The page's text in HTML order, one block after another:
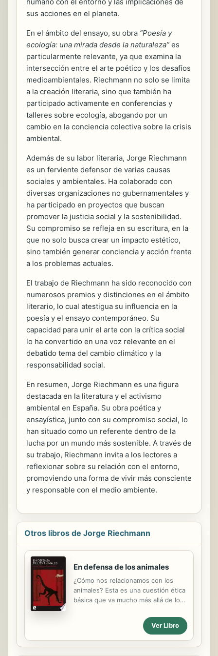
sus acciones en el planeta.
En el ámbito del ensayo, su obra “Poesía y
ecología: una mirada desde la naturaleza” es
particularmente relevante, ya que examina la
intersección entre el arte poético y los desafíos
medioambientales. Riechmann no solo se limita
a la creación literaria, sino que también ha
participado activamente en conferencias y
talleres sobre ecología, abogando por un
cambio en la conciencia colectiva sobre la crisis
ambiental.
Además de su labor literaria, Jorge Riechmann
es un ferviente defensor de varias causas
sociales y ambientales. Ha colaborado con
diversas organizaciones no gubernamentales y
ha participado en proyectos que buscan
promover la justicia social y la sostenibilidad.
Su compromiso se refleja en su escritura, en la
que no solo busca crear un impacto estético,
sino también generar conciencia y acción frente
a los problemas actuales.
El trabajo de Riechmann ha sido reconocido con
numerosos premios y distinciones en el ámbito
literario, lo cual atestigua su influencia en la
poesía y el ensayo contemporáneo. Su
capacidad para unir el arte con la crítica social
lo ha convertido en una voz relevante en el
debatido tema del cambio climático y la
responsabilidad social.
En resumen, Jorge Riechmann es una figura
destacada en la literatura y el activismo
ambiental en España. Su obra poética y
ensayística, junto con su compromiso social, lo
han situado como un referente dentro de la
lucha por un mundo más sostenible. A través de
su trabajo, Riechmann invita a los lectores a
reflexionar sobre su relación con el entorno,
promoviendo una forma de vivir más consciente
y responsable con el medio ambiente.
Otros libros de Jorge Riechmann
En defensa de los animales
¿Cómo nos relacionamos con los
animales? Esta es una cuestión ética
básica que va mucho más allá de los
mascotas o preferencias dietéticas.
Vale la pena un poco de lectura
previa antes de lanzarnos a ese
ruedo donde casi todo el mundo
Ver Libro